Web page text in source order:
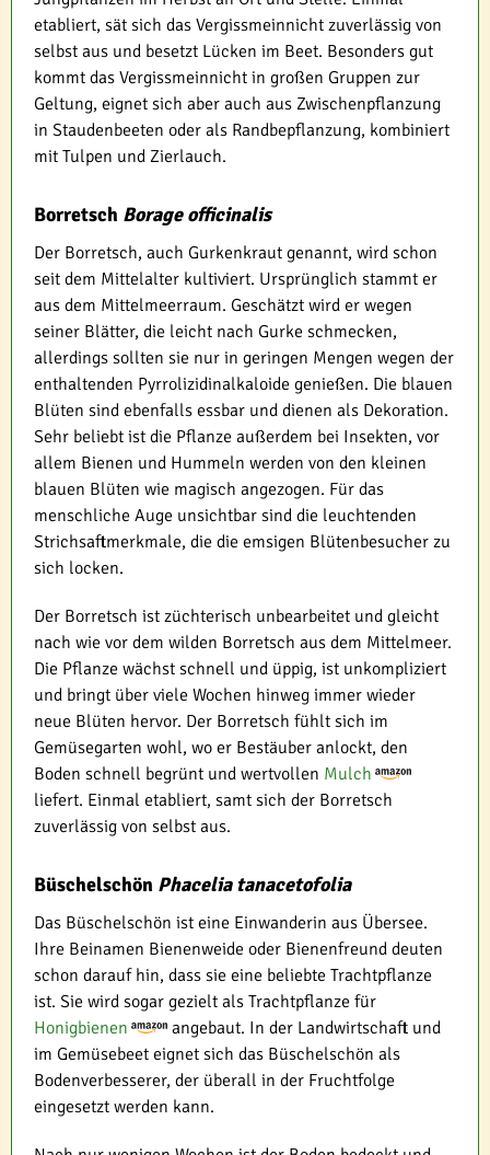
etabliert, sät sich das Vergissmeinnicht zuverlässig von
selbst aus und besetzt Lücken im Beet. Besonders gut
kommt das Vergissmeinnicht in großen Gruppen zur
Geltung, eignet sich aber auch aus Zwischenpflanzung
in Staudenbeeten oder als Randbepflanzung, kombiniert
mit Tulpen und Zierlauch.
Borretsch Borage officinalis
Der Borretsch, auch Gurkenkraut genannt, wird schon
seit dem Mittelalter kultiviert. Ursprünglich stammt er
aus dem Mittelmeerraum. Geschätzt wird er wegen
seiner Blätter, die leicht nach Gurke schmecken,
allerdings sollten sie nur in geringen Mengen wegen der
enthaltenden Pyrrolizidinalkaloide genießen. Die blauen
Blüten sind ebenfalls essbar und dienen als Dekoration.
Sehr beliebt ist die Pflanze außerdem bei Insekten, vor
allem Bienen und Hummeln werden von den kleinen
blauen Blüten wie magisch angezogen. Für das
menschliche Auge unsichtbar sind die leuchtenden
Strichsaftmerkmale, die die emsigen Blütenbesucher zu
sich locken.
Der Borretsch ist züchterisch unbearbeitet und gleicht
nach wie vor dem wilden Borretsch aus dem Mittelmeer.
Die Pflanze wächst schnell und üppig, ist unkompliziert
und bringt über viele Wochen hinweg immer wieder
neue Blüten hervor. Der Borretsch fühlt sich im
Gemüsegarten wohl, wo er Bestäuber anlockt, den
Boden schnell begrünt und wertvollen Mulch
liefert. Einmal etabliert, samt sich der Borretsch
zuverlässig von selbst aus.
Büschelschön Phacelia tanacetofolia
Das Büschelschön ist eine Einwanderin aus Übersee.
Ihre Beinamen Bienenweide oder Bienenfreund deuten
schon darauf hin, dass sie eine beliebte Trachtpflanze
ist. Sie wird sogar gezielt als Trachtpflanze für
Honigbienen
angebaut. In der Landwirtschaft und
im Gemüsebeet eignet sich das Büschelschön als
Bodenverbesserer, der überall in der Fruchtfolge
eingesetzt werden kann.